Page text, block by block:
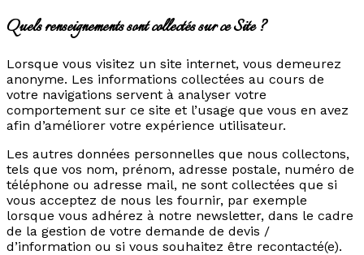
Quels renseignements sont collectés sur ce Site ?
Lorsque vous visitez un site internet, vous demeurez
anonyme. Les informations collectées au cours de
votre navigations servent à analyser votre
comportement sur ce site et l’usage que vous en avez
afin d’améliorer votre expérience utilisateur.
Les autres données personnelles que nous collectons,
tels que vos nom, prénom, adresse postale, numéro de
téléphone ou adresse mail, ne sont collectées que si
vous acceptez de nous les fournir, par exemple
lorsque vous adhérez à notre newsletter, dans le cadre
de la gestion de votre demande de devis /
d’information ou si vous souhaitez être recontacté(e).